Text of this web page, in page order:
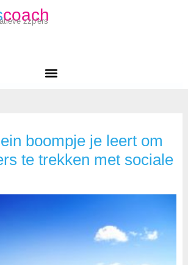
coach
zzp'ers
boompje je leert om
te trekken met sociale